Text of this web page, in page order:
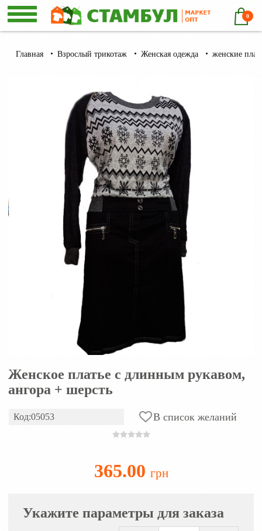
0
Главная Взрослый трикотаж Женская одежда женские
Женское платье с длинным рукавом,
ангора + шерсть
Код:05053 В список желаний
365.00 грн
Укажите параметры для заказа